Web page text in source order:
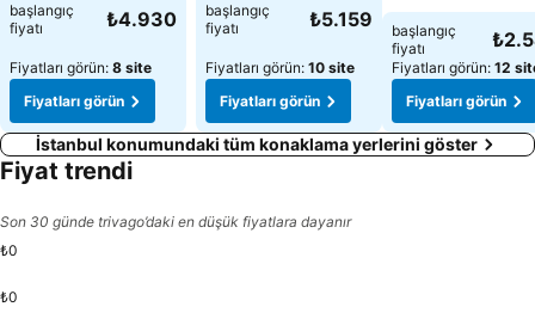
başlangıç
fiyatı
₺4.930
Fiyatları görün: 8 site
Fiyatları görün
başlangıç
fiyatı
₺5.159
Fiyatları görün: 10 site
Fiyatları görün
başlangıç
fiyatı
Fiyatları görün: 12
Fiyatları görün
İstanbul konumundaki tüm konaklama yerlerini göster
Fiyat trendi
Son 30 günde trivago’daki en düşük fiyatlara dayanır
₺0
₺0